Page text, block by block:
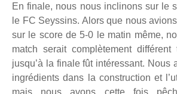
En finale, nous nous inclinons sur le
le FC Seyssins. Alors que nous
sur le score de 5-0 le matin même,
match serait complètement
jusqu’à la finale fût intéressant. Nous
ingrédients dans la construction et
mais nous avons cette fois